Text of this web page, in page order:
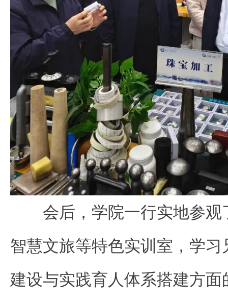
会后，学院一行实地参
智慧文旅等特色实训室，学
建设与实践育人体系搭建方